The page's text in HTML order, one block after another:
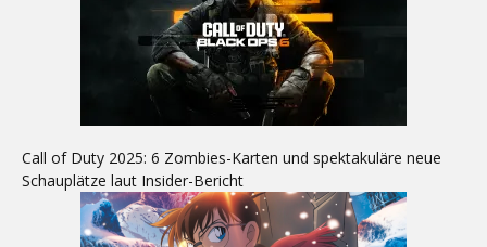
Call of Duty 2025: 6 Zombies-Karten und spektakuläre neue
Schauplätze laut Insider-Bericht